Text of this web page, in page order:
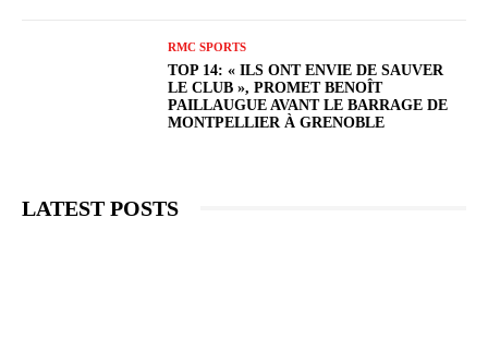
RMC SPORTS
TOP 14: « ILS ONT ENVIE DE SAUVER
LE CLUB », PROMET BENOÎT
PAILLAUGUE AVANT LE BARRAGE DE
MONTPELLIER À GRENOBLE
LATEST POSTS